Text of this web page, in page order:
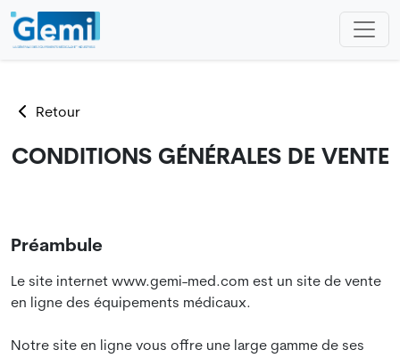
Retour
CONDITIONS GÉNÉRALES DE VENTE
Préambule
Le site internet www.gemi-med.com est un site de vente
en ligne des équipements médicaux.
Notre site en ligne vous offre une large gamme de ses